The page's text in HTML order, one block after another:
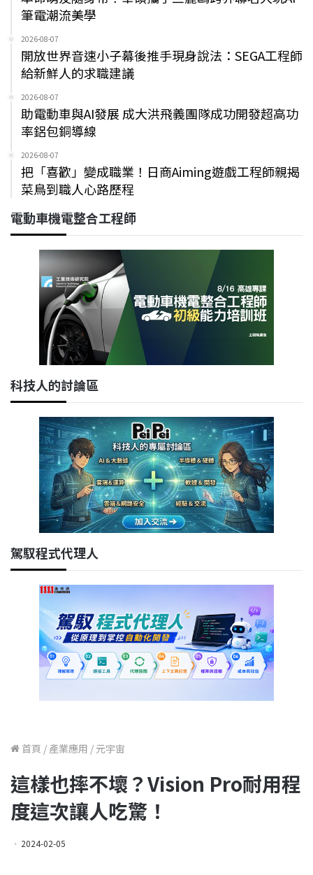
筆電潮流美學
2026-08-07
開放世界音速小子幕後推手現身說法：SEGA工程師
給新鮮人的求職建議
2026-08-07
助電動車與AI發展 成大洪飛義團隊成功開發超高功
率鋁包銅導線
2026-08-07
把「喜歡」變成職業！日商Aiming遊戲工程師親揭
菜鳥到職人心路歷程
電動車機電整合工程師
科技人的討論區
駕馭程式代理人